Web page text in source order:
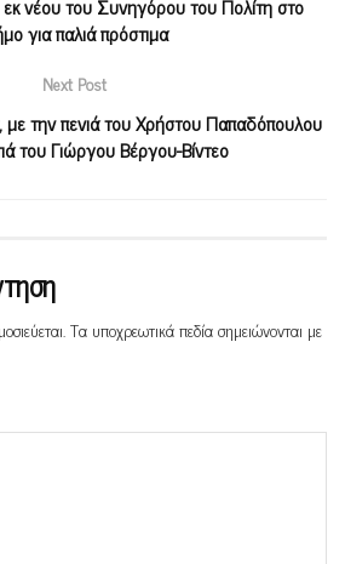
για παλιά πρόστιμα
Next Post
την πενιά του Χρήστου Παπαδόπουλου
του Γιώργου Βέργου-Βίντεο
Τα υποχρεωτικά πεδία σημειώνονται με